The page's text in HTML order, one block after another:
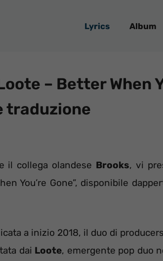
Lyrics Album
– Better When
traduzione
il collega olandese Brooks, vi
You’re Gone”, disponibile
a inizio 2018, il duo di
dai Loote, emergente pop duo